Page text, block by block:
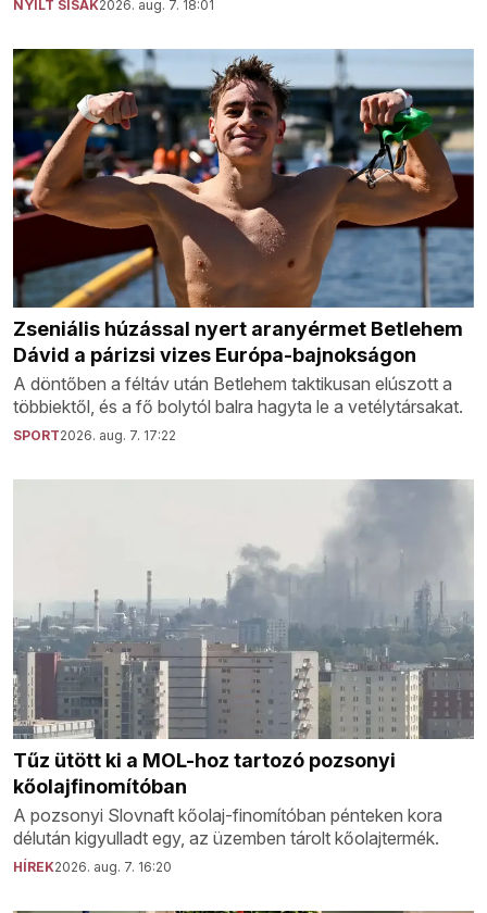
NYÍLT SISAK2026. aug. 7. 18:01
Zseniális húzással nyert aranyérmet Betlehem
Dávid a párizsi vizes Európa-bajnokságon
A döntőben a féltáv után Betlehem taktikusan elúszott a
többiektől, és a fő bolytól balra hagyta le a vetélytársakat.
SPORT2026. aug. 7. 17:22
Tűz ütött ki a MOL-hoz tartozó pozsonyi
kőolajfinomítóban
A pozsonyi Slovnaft kőolaj-finomítóban pénteken kora
délután kigyulladt egy, az üzemben tárolt kőolajtermék.
HÍREK2026. aug. 7. 16:20